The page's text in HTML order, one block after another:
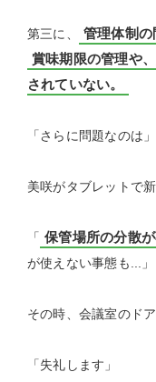
第三に、
管理体制の
賞味期限の管理や
されていない。
「さらに問題なのは」
美咲がタブレットで
「 保管場所の分散
が使えない事態も...」
その時、会議室のド
「失礼します」